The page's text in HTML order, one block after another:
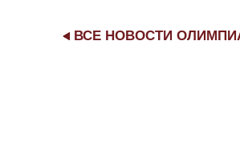
ВСЕ НОВОСТИ